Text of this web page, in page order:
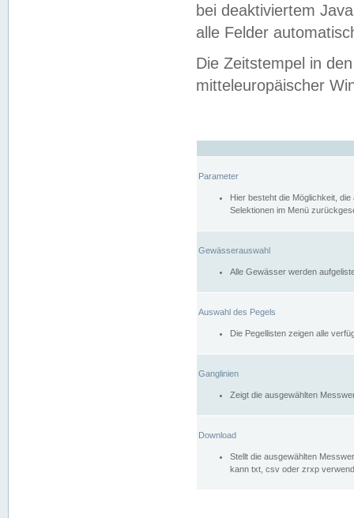
bei deaktiviertem
alle Felder
Die Zeitstempel in
mitteleuropäischer
Parameter
Hier besteht die Möglichkeit,
Selektionen im Menü
Gewässerauswahl
Alle Gewässer werden
Auswahl des Pegels
Die Pegellisten zeigen alle
Ganglinien
Zeigt die ausgewählten
Download
Stellt die ausgewählten
kann txt, csv oder zrxp